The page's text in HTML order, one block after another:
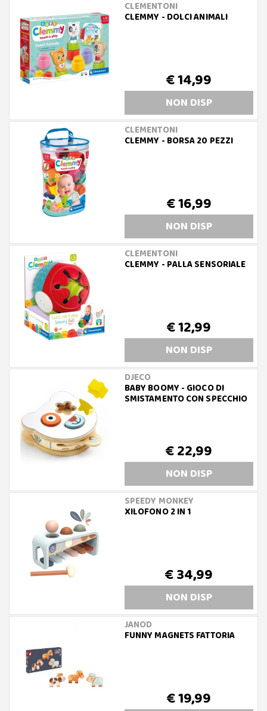
CLEMENTONI
CLEMMY - DOLCI ANIMALI
€ 14,99
NON DISP
CLEMENTONI
CLEMMY - BORSA 20 PEZZI
€ 16,99
NON DISP
CLEMENTONI
CLEMMY - PALLA SENSORIALE
€ 12,99
NON DISP
DJECO
BABY BOOMY - GIOCO DI
SMISTAMENTO CON SPECCHIO
€ 22,99
NON DISP
SPEEDY MONKEY
XILOFONO 2 IN 1
€ 34,99
NON DISP
JANOD
FUNNY MAGNETS FATTORIA
€ 19,99